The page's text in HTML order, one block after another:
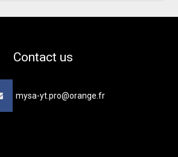
Contact us
mysa-yt.pro@orange.fr